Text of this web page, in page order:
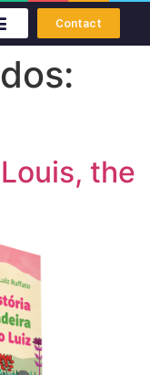
Contact
the